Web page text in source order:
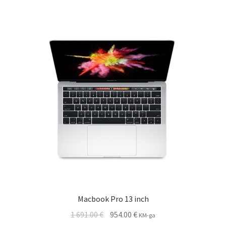
Macbook Pro 13 inch
1 691.00€
Algne
954.00 €Current
KM-ga